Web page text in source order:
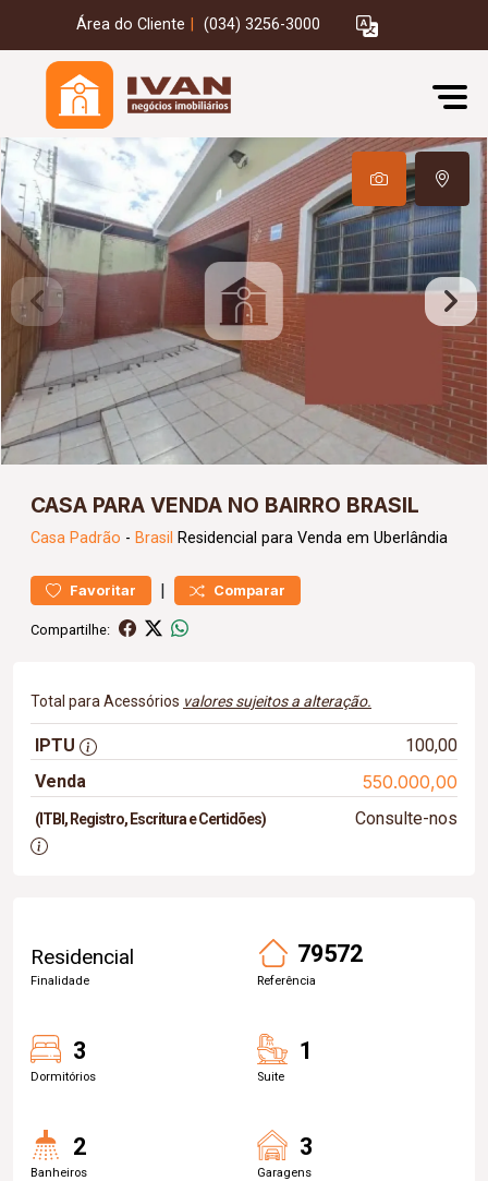
Área do Cliente (034) 3256-3000
CASA PARA VENDA NO BAIRRO BRASIL
Casa Padrão - Brasil Residencial para Venda em Uberlândia
Favoritar | Comparar
Compartilhe:
Total para Acessórios valores sujeitos a alteração.
IPTU
100,00
Venda
550.000,00
(ITBI, Registro, Escritura e Certidões) Consulte-nos
Residencial
Finalidade
79572
Referência
3
Dormitórios
1
Suite
2
Banheiros
3
Garagens